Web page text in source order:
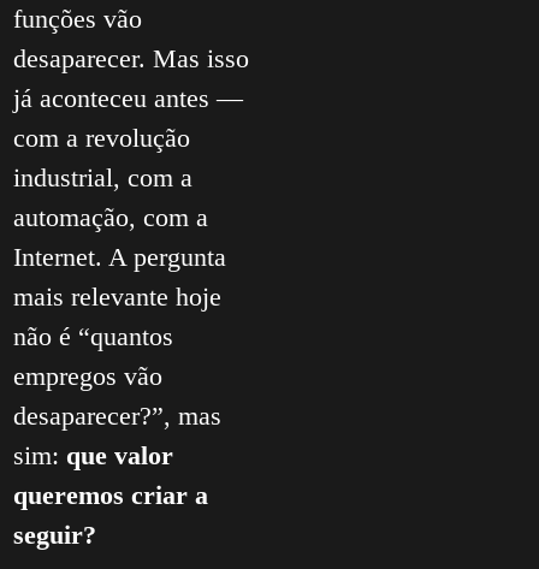
funções vão
desaparecer. Mas isso
já aconteceu antes —
com a revolução
industrial, com a
automação, com a
Internet. A pergunta
mais relevante hoje
não é “quantos
empregos vão
desaparecer?”, mas
sim: que valor
queremos criar a
seguir?